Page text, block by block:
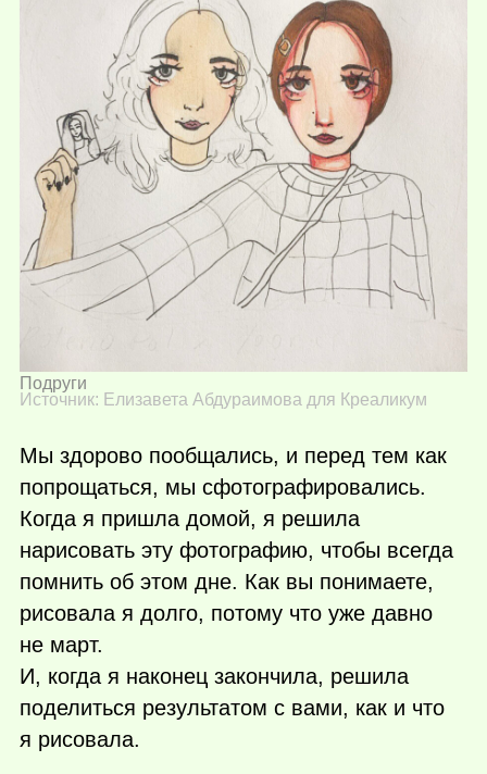
Подруги
Источник: Елизавета Абдураимова для Креаликум
Мы здорово пообщались, и перед тем как
попрощаться, мы сфотографировались.
Когда я пришла домой, я решила
нарисовать эту фотографию, чтобы всегда
помнить об этом дне. Как вы понимаете,
рисовала я долго, потому что уже давно
не март.
И, когда я наконец закончила, решила
поделиться результатом с вами, как и что
я рисовала.